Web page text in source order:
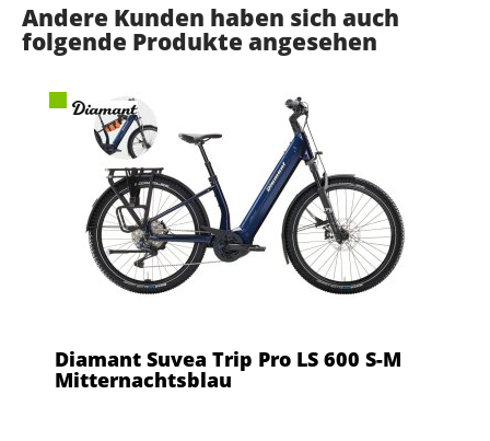
Andere Kunden haben sich auch
folgende Produkte angesehen
Diamant Suvea Trip Pro LS 600 S-M
Mitternachtsblau